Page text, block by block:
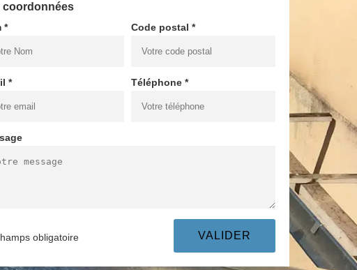
coordonnées
* Code postal *
* Téléphone *
obligatoire